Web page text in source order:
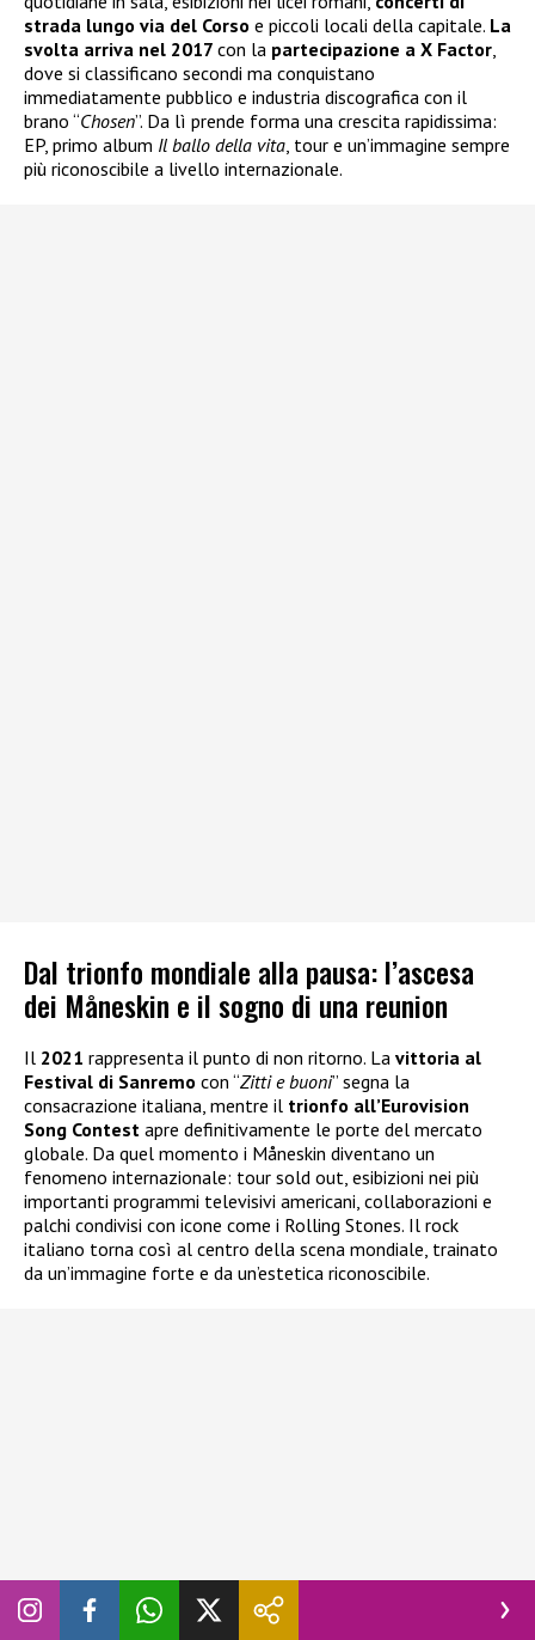
strada lungo via del Corso e piccoli locali della capitale. La
svolta arriva nel 2017 con la partecipazione a X Factor,
dove si classificano secondi ma conquistano
immediatamente pubblico e industria discografica con il
brano “Chosen”. Da lì prende forma una crescita rapidissima:
EP, primo album Il ballo della vita, tour e un’immagine sempre
più riconoscibile a livello internazionale.
Dal trionfo mondiale alla pausa: l’ascesa
dei Måneskin e il sogno di una reunion
Il 2021 rappresenta il punto di non ritorno. La vittoria al
Festival di Sanremo con “Zitti e buoni” segna la
consacrazione italiana, mentre il trionfo all’Eurovision
Song Contest apre definitivamente le porte del mercato
globale. Da quel momento i Måneskin diventano un
fenomeno internazionale: tour sold out, esibizioni nei più
importanti programmi televisivi americani, collaborazioni e
palchi condivisi con icone come i Rolling Stones. Il rock
italiano torna così al centro della scena mondiale, trainato
da un’immagine forte e da un’estetica riconoscibile.